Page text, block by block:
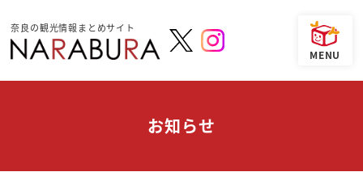
奈良の観光情報まとめサイト
お知らせ